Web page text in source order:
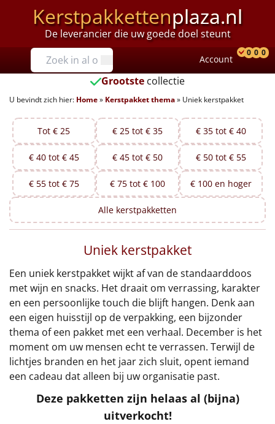
Kerstpakkettenplaza.nl
De leverancier die uw goede doel steunt
Prijzen
Tot €25
€25 tot €35
€35 tot €40
€40 tot €45
€45 tot €50
€50 tot €55
€75 tot €100
€100 en hoger
Alle kerstpakketten 2026
Thema
Origineel
Account
0 0 0
Grootste collectie
U bevindt zich hier: Home» Kerstpakket thema» Uniek kerstpakket
Tot € 25 € 25 tot € 35 € 35 tot € 40
€ 40 tot € 45 € 45 tot € 50 € 50 tot € 55
€ 55 tot € 75 € 75 tot € 100 € 100 en hoger
Alle kerstpakketten
Uniek kerstpakket
Een uniek kerstpakket wijkt af van de standaarddoos
met wijn en snacks. Het draait om verrassing, karakter
en een persoonlijke touch die blijft hangen. Denk aan
een eigen huisstijl op de verpakking, een bijzonder
thema of een pakket met een verhaal. December is het
moment om uw mensen echt te verrassen. Terwijl de
lichtjes branden en het jaar zich sluit, opent iemand
een cadeau dat alleen bij uw organisatie past.
Deze pakketten zijn helaas al (bijna)
uitverkocht!